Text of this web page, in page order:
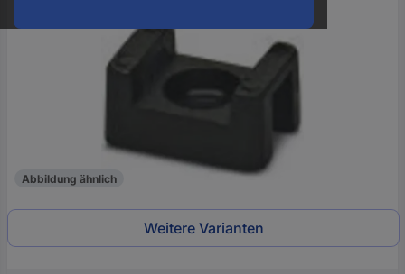
Abbildung ähnlich
Weitere Varianten